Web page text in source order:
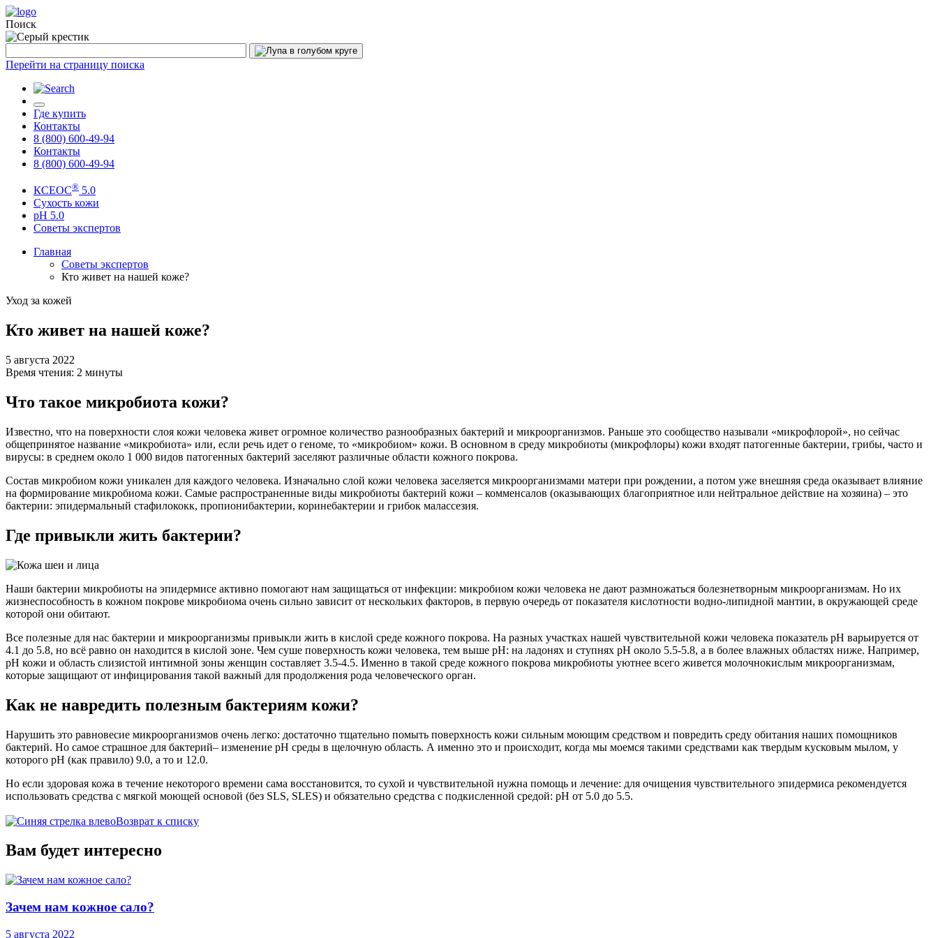
Поиск
Перейти на страницу поиска
Где купить
Контакты
8 (800) 600-49-94
Контакты
8 (800) 600-49-94
КСЕОС® 5.0
Сухость кожи
рН 5.0
Советы экспертов
Главная
Советы экспертов
Кто живет на нашей коже?
Уход за кожей
Кто живет на нашей коже?
5 августа 2022
Время чтения: 2 минуты
Что такое микробиота кожи?
Известно, что на поверхности слоя кожи человека живет огромное количество разнообразных бактерий и микроорганизмов. Раньше это сообщество называли «микрофлорой», но сейчас
общепринятое название «микробиота» или, если речь идет о геноме, то «микробиом» кожи. В основном в среду микробиоты (микрофлоры) кожи входят патогенные бактерии, грибы, часто и
вирусы: в среднем около 1 000 видов патогенных бактерий заселяют различные области кожного покрова.
Состав микробиом кожи уникален для каждого человека. Изначально слой кожи человека заселяется микроорганизмами матери при рождении, а потом уже внешняя среда оказывает влияние
на формирование микробиома кожи. Самые распространенные виды микробиоты бактерий кожи – комменсалов (оказывающих благоприятное или нейтральное действие на хозяина) – это
бактерии: эпидермальный стафилококк, пропионибактерии, коринебактерии и грибок малассезия.
Где привыкли жить бактерии?
Наши бактерии микробиоты на эпидермисе активно помогают нам защищаться от инфекции: микробиом кожи человека не дают размножаться болезнетворным микроорганизмам. Но их
жизнеспособность в кожном покрове микробиома очень сильно зависит от нескольких факторов, в первую очередь от показателя кислотности водно-липидной мантии, в окружающей среде
которой они обитают.
Все полезные для нас бактерии и микроорганизмы привыкли жить в кислой среде кожного покрова. На разных участках нашей чувствительной кожи человека показатель рН варьируется от
4.1 до 5.8, но всё равно он находится в кислой зоне. Чем суше поверхность кожи человека, тем выше рН: на ладонях и ступнях рН около 5.5-5.8, а в более влажных областях ниже. Например,
рН кожи и область слизистой интимной зоны женщин составляет 3.5-4.5. Именно в такой среде кожного покрова микробиоты уютнее всего живется молочнокислым микроорганизмам,
которые защищают от инфицирования такой важный для продолжения рода человеческого орган.
Как не навредить полезным бактериям кожи?
Нарушить это равновесие микроорганизмов очень легко: достаточно тщательно помыть поверхность кожи сильным моющим средством и повредить среду обитания наших помощников
бактерий. Но самое страшное для бактерий– изменение рН среды в щелочную область. А именно это и происходит, когда мы моемся такими средствами как твердым кусковым мылом, у
которого рН (как правило) 9.0, а то и 12.0.
Но если здоровая кожа в течение некоторого времени сама восстановится, то сухой и чувствительной нужна помощь и лечение: для очищения чувствительного эпидермиса рекомендуется
использовать средства с мягкой моющей основой (без SLS, SLES) и обязательно средства с подкисленной средой: рН от 5.0 до 5.5.
Возврат к списку
Вам будет интересно
Зачем нам кожное сало?
5 августа 2022